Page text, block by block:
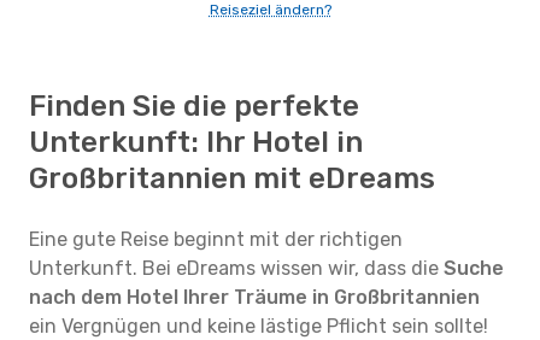
Reiseziel ändern?
Finden Sie die perfekte
Unterkunft: Ihr Hotel in
Großbritannien mit eDreams
Eine gute Reise beginnt mit der richtigen
Unterkunft. Bei eDreams wissen wir, dass die Suche
nach dem Hotel Ihrer Träume in Großbritannien
ein Vergnügen und keine lästige Pflicht sein sollte!